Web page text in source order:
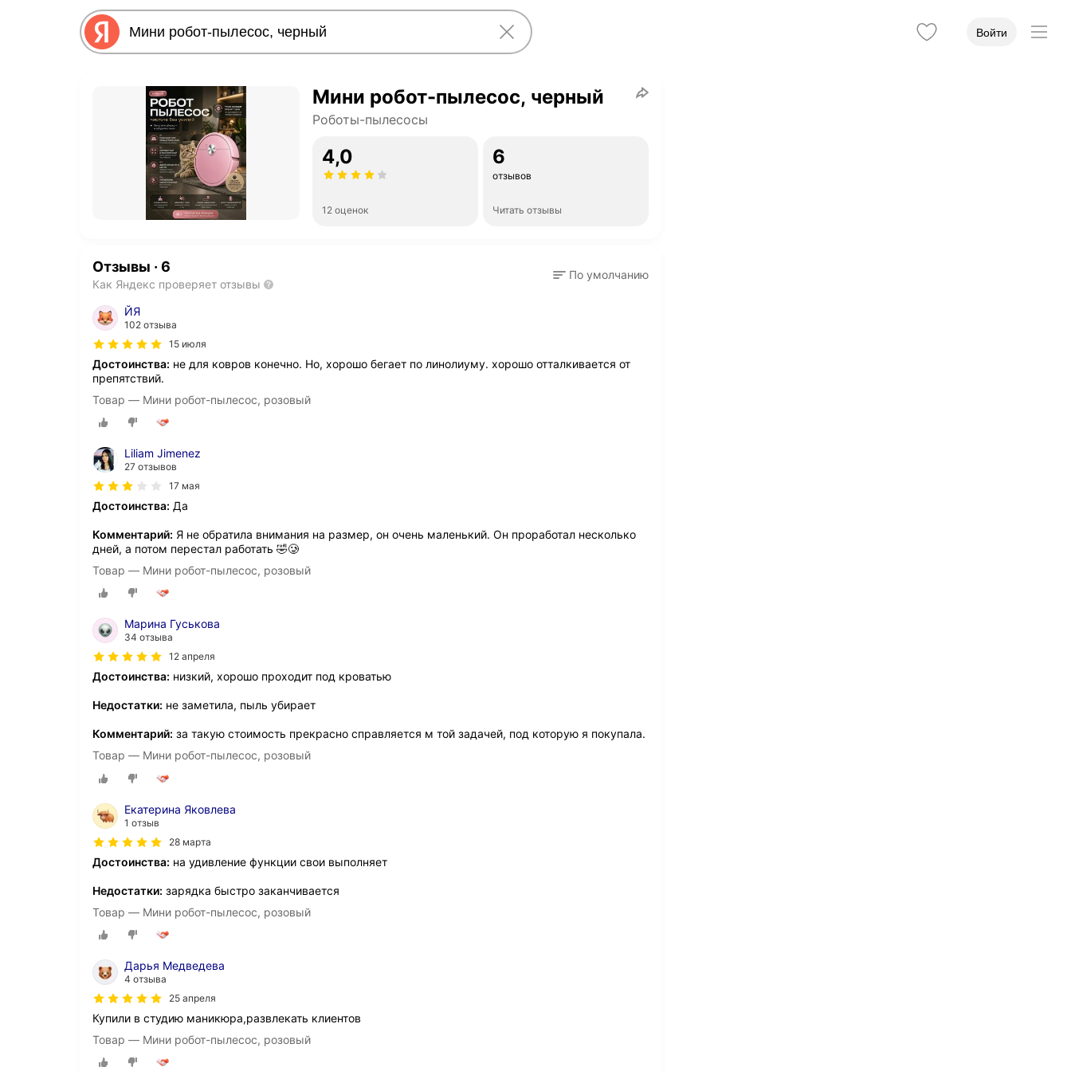
Войти
Мини робот-пылесос, черный
Роботы-пылесосы
4,0
12 оценок
6
отзывов
Читать отзывы
Отзывы · 6
Как Яндекс проверяет отзывы
По умолчанию
ЙЯ
102 отзыва
15 июля
Достоинства: не для ковров конечно. Но, хорошо бегает по линолиуму. хорошо отталкивается от
препятствий.
Товар — Мини робот-пылесос, розовый
Liliam Jimenez
27 отзывов
17 мая
Достоинства: Да
Комментарий: Я не обратила внимания на размер, он очень маленький. Он проработал несколько
дней, а потом перестал работать 🤣🥲
Товар — Мини робот-пылесос, розовый
Марина Гуськова
34 отзыва
12 апреля
Достоинства: низкий, хорошо проходит под кроватью
Недостатки: не заметила, пыль убирает
Комментарий: за такую стоимость прекрасно справляется м той задачей, под которую я покупала.
Товар — Мини робот-пылесос, розовый
Екатерина Яковлева
1 отзыв
28 марта
Достоинства: на удивление функции свои выполняет
Недостатки: зарядка быстро заканчивается
Товар — Мини робот-пылесос, розовый
Дарья Медведева
4 отзыва
25 апреля
Купили в студию маникюра,развлекать клиентов
Товар — Мини робот-пылесос, розовый